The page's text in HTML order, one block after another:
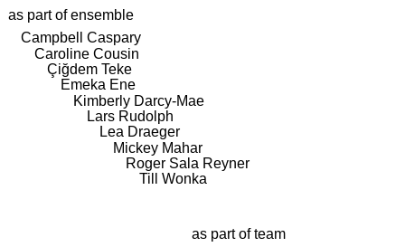
as part of ensemble
Campbell Caspary
Caroline Cousin
Çiğdem Teke
Emeka Ene
Kimberly Darcy-Mae
Lars Rudolph
Lea Draeger
Mickey Mahar
Roger Sala Reyner
Till Wonka
as part of team